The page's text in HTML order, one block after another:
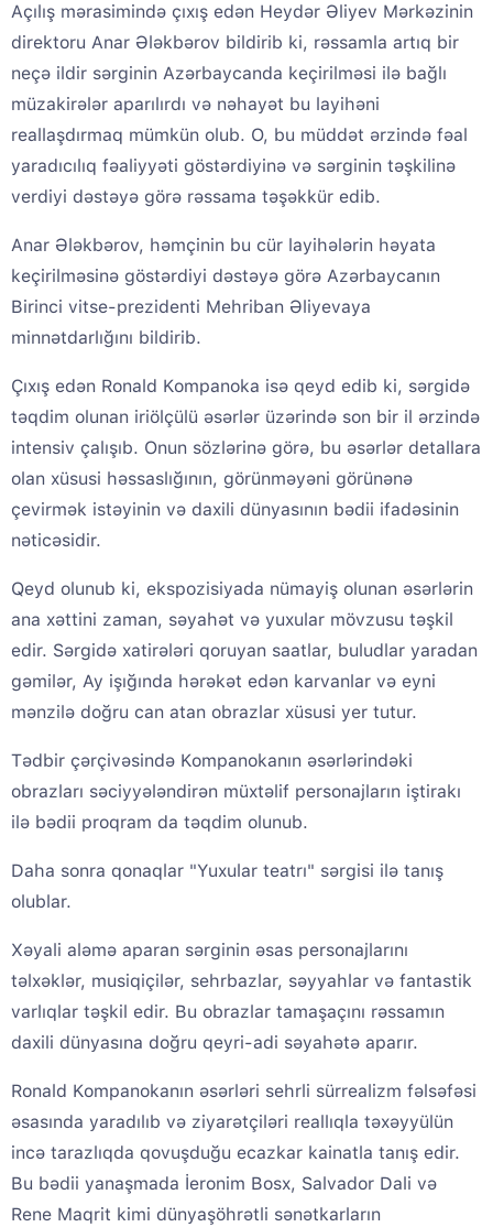
Açılış mərasimində çıxış edən Heydər Əliyev Mərkəzinin
direktoru Anar Ələkbərov bildirib ki, rəssamla artıq bir
neçə ildir sərginin Azərbaycanda keçirilməsi ilə bağlı
müzakirələr aparılırdı və nəhayət bu layihəni
reallaşdırmaq mümkün olub. O, bu müddət ərzində fəal
yaradıcılıq fəaliyyəti göstərdiyinə və sərginin təşkilinə
verdiyi dəstəyə görə rəssama təşəkkür edib.
Anar Ələkbərov, həmçinin bu cür layihələrin həyata
keçirilməsinə göstərdiyi dəstəyə görə Azərbaycanın
Birinci vitse-prezidenti Mehriban Əliyevaya
minnətdarlığını bildirib.
Çıxış edən Ronald Kompanoka isə qeyd edib ki, sərgidə
təqdim olunan iriölçülü əsərlər üzərində son bir il ərzində
intensiv çalışıb. Onun sözlərinə görə, bu əsərlər detallara
olan xüsusi həssaslığının, görünməyəni görünənə
çevirmək istəyinin və daxili dünyasının bədii ifadəsinin
nəticəsidir.
Qeyd olunub ki, ekspozisiyada nümayiş olunan əsərlərin
ana xəttini zaman, səyahət və yuxular mövzusu təşkil
edir. Sərgidə xatirələri qoruyan saatlar, buludlar yaradan
gəmilər, Ay işığında hərəkət edən karvanlar və eyni
mənzilə doğru can atan obrazlar xüsusi yer tutur.
Tədbir çərçivəsində Kompanokanın əsərlərindəki
obrazları səciyyələndirən müxtəlif personajların iştirakı
ilə bədii proqram da təqdim olunub.
Daha sonra qonaqlar "Yuxular teatrı" sərgisi ilə tanış
olublar.
Xəyali aləmə aparan sərginin əsas personajlarını
təlxəklər, musiqiçilər, sehrbazlar, səyyahlar və fantastik
varlıqlar təşkil edir. Bu obrazlar tamaşaçını rəssamın
daxili dünyasına doğru qeyri-adi səyahətə aparır.
Ronald Kompanokanın əsərləri sehrli sürrealizm fəlsəfəsi
əsasında yaradılıb və ziyarətçiləri reallıqla təxəyyülün
incə tarazlıqda qovuşduğu ecazkar kainatla tanış edir.
Bu bədii yanaşmada İeronim Bosx, Salvador Dali və
Rene Maqrit kimi dünyaşöhrətli sənətkarların